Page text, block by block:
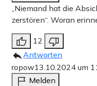
„Niemand hat die
zerstören“. Woran
12
Antworten
ropow13.10.2024 um
Melden